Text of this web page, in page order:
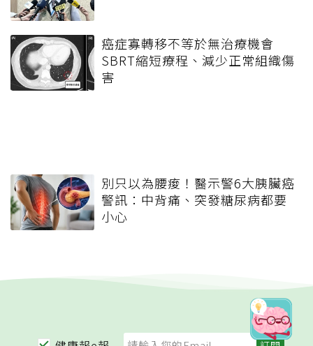
癌症寡轉移不等於無治療機會
SBRT縮短療程、減少正常組織傷
害
別只以為腰痠！醫示警6大胰臟癌
警訊：中背痛、突發糖尿病都要
小心